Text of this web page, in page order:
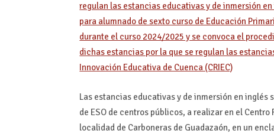
regulan las estancias educativas y de inmersión
para alumnado de sexto curso de Educación
durante el curso 2024/2025 y se convoca el
dichas estancias por la que se regulan las
Innovación Educativa de Cuenca (CRIEC)
Las estancias educativas y de inmersión en inglés
de ESO de centros públicos, a realizar en el
localidad de Carboneras de Guadazaón, en un